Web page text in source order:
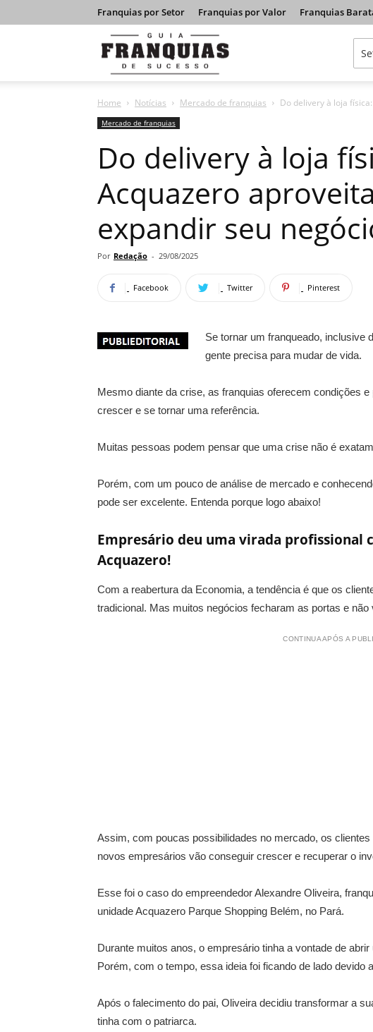
Franquias por Setor Franquias por Valor Franquias
Franquias
de
Sucesso
Home Notícias Mercado de franquias Do delivery à loja
Mercado de franquias
Do delivery à loja
Acquazero
expandir seu
Por Redação - 29/08/2025
Facebook Twitter Pinterest
Se tornar um franqueado, inclusive
gente precisa para mudar de vida.
Mesmo diante da crise, as franquias oferecem condições
crescer e se tornar uma referência.
Muitas pessoas podem pensar que uma crise não é
Porém, com um pouco de análise de mercado e
pode ser excelente. Entenda porque logo abaixo!
Empresário deu uma virada profissional
Acquazero!
Com a reabertura da Economia, a tendência é que os
tradicional. Mas muitos negócios fecharam as portas e não
CONTINUA APÓS A
Assim, com poucas possibilidades no mercado, os
novos empresários vão conseguir crescer e recuperar o
Esse foi o caso do empreendedor Alexandre Oliveira,
unidade Acquazero Parque Shopping Belém, no Pará.
Durante muitos anos, o empresário tinha a vontade de
Porém, com o tempo, essa ideia foi ficando de lado devido
Após o falecimento do pai, Oliveira decidiu transformar a
tinha com o patriarca.